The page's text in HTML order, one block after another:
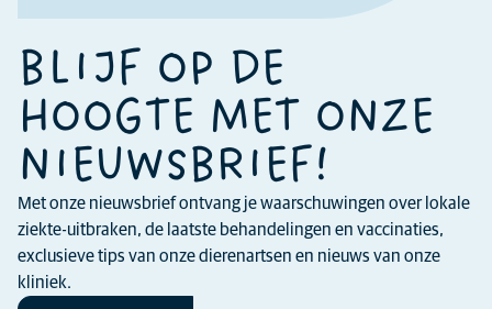
BLIJF OP DE
HOOGTE MET ONZE
NIEUWSBRIEF!
Met onze nieuwsbrief ontvang je waarschuwingen over lokale
ziekte-uitbraken, de laatste behandelingen en vaccinaties,
exclusieve tips van onze dierenartsen en nieuws van onze
kliniek.